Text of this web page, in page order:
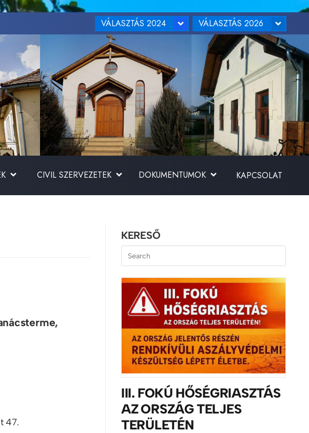
VÁLASZTÁS 2024 VÁLASZTÁS 2026
CIVIL SZERVEZETEK DOKUMENTUMOK KAPCSOLAT
47.
KERESŐ
III. FOKÚ HŐSÉGRIASZTÁS
AZ ORSZÁG TELJES
TERÜLETÉN